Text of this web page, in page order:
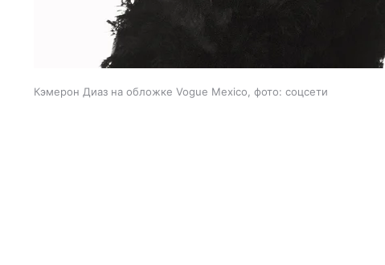
Кэмерон Диаз на обложке Vogue Mexico, фото: соцсети